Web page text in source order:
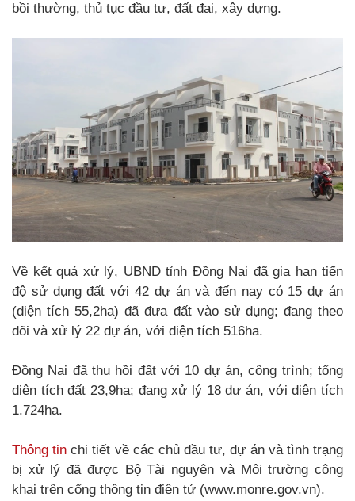
bồi thường, thủ tục đầu tư, đất đai, xây dựng.
Về kết quả xử lý, UBND tỉnh Đồng Nai đã gia hạn tiến
độ sử dụng đất với 42 dự án và đến nay có 15 dự án
(diện tích 55,2ha) đã đưa đất vào sử dụng; đang theo
dõi và xử lý 22 dự án, với diện tích 516ha.
Đồng Nai đã thu hồi đất với 10 dự án, công trình; tổng
diện tích đất 23,9ha; đang xử lý 18 dự án, với diện tích
1.724ha.
Thông tin chi tiết về các chủ đầu tư, dự án và tình trạng
bị xử lý đã được Bộ Tài nguyên và Môi trường công
khai trên cổng thông tin điện tử (www.monre.gov.vn).